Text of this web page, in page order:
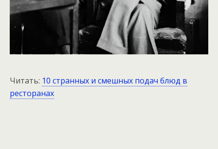
Читать: 10 странных и смешных подач блюд в
ресторанах